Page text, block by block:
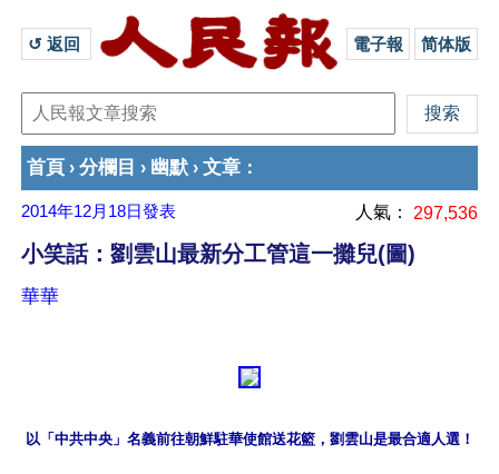
↺ 返回 電子報 简体版
首頁 › 分欄目 › 幽默 › 文章 ：
2014年12月18日發表 人氣： 297,536
小笑話：劉雲山最新分工管這一攤兒(圖)
華華
以「中共中央」名義前往朝鮮駐華使館送花籃，劉雲山是最合適人選！